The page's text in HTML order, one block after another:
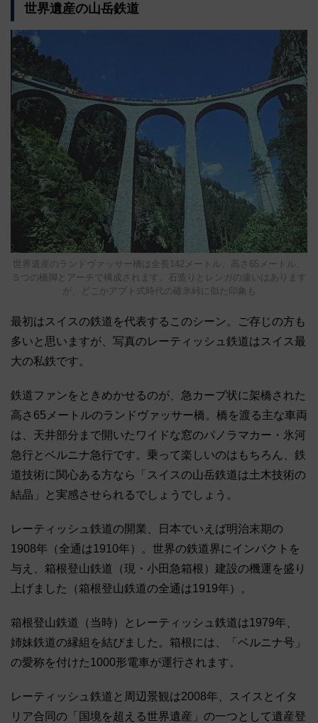
世界遺産の山岳鉄道
世界遺産のランドヴァッサー橋は全長142メートル、高さ65メートル、
５つの橋脚とアーチで構成されます。石造りとレンガの違いはあります
が、どこかアプト式時代の碓氷峠に似た印象も
最初はスイスの鉄道を代表するこのシーン。ご存じの方も
多いと思いますが、写真のレーティッシュ鉄道はスイス最
大の私鉄です。
鉄道ファンをときめかせるのが、急カーブ状に架橋された
高さ65メートルのランドヴァッサー橋。橋を渡る主な車両
は、天井部分まで開いたワイドな窓のパノラマカー・氷河
急行とベルニナ急行です。乗って楽しいのはもちろん、鉄
道技術に関心ある方なら「スイスの山岳鉄道は土木技術の
結晶」と実感させられるでしょうでしょう。
レーティッシュ鉄道の開業、日本でいえば明治末期の
1908年（全通は1910年）。世界の鉄道界にインパクトを
与え、箱根登山鉄道（現・小田急箱根）建設の機運を盛り
上げました（箱根登山鉄道の全通は1919年）。
箱根登山鉄道（当時）とレーティッシュ鉄道は1979年、
姉妹鉄道の縁組を結びました。箱根には、「ベルニナ号」
の愛称を付けた1000形電車が運行されます。
レーティッシュ鉄道と周辺景観は2008年、スイスとイタ
リア合同の「国境を超える世界遺産」の一つとして遺産登